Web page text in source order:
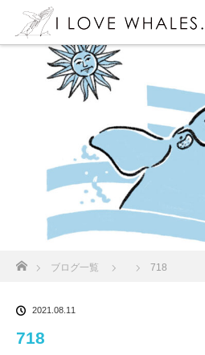
ブログ一覧 718
2021.08.11
718